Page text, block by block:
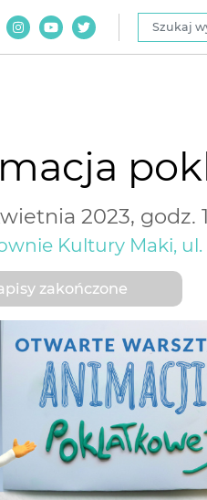
Szukaj
2023, godz.
Kultury Maki,
zakończone